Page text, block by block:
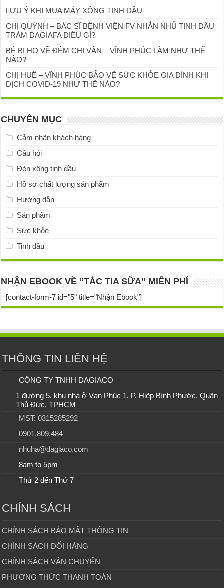
LƯU Ý KHI MUA MÁY XÔNG TINH DẦU
CHỊ QUỲNH – BÁC SĨ BỆNH VIỆN FV NHẮN NHỦ TINH DẦU
TRÀM DAGIAFA ĐIỀU GÌ?
BÉ BỊ HO VỀ ĐÊM CHỊ VÂN – VĨNH PHÚC LÀM NHƯ THẾ
NÀO?
CHỊ HUẾ – VĨNH PHÚC BẢO VỆ SỨC KHỎE GIA ĐÌNH KHI
DỊCH COVID-19 NHƯ THẾ NÀO?
CHUYÊN MỤC
Cảm nhận khách hàng
Câu hỏi
Đèn xông tinh dầu
Hồ sơ chất lượng sản phẩm
Hướng dẫn
Sản phẩm
Sức khỏe
Tinh dầu
NHẬN EBOOK VỀ “TẮC TIA SỮA” MIỄN PHÍ
[contact-form-7 id="5" title="Nhận Ebook"]
THÔNG TIN LIÊN HỆ
CÔNG TY TNHH DAGIACO
1 đường 5, khu nhà ở Vạn Phúc 1, P. Hiệp Bình Phước, Quận
Thủ Đức, TPHCM
MST: 0315285292
0901.809.484
nhuha@dagiaco.com
8am to 5pm
Thứ 2 đến Thứ 7
CHÍNH SÁCH
CHÍNH SÁCH BẢO MẬT THÔNG TIN
CHÍNH SÁCH ĐỔI HÀNG
CHÍNH SÁCH VẬN CHUYỂN
PHƯƠNG THỨC THANH TOÁN